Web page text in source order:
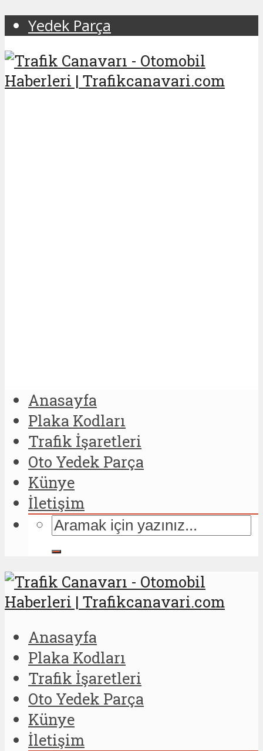
Yedek Parça
Anasayfa
Plaka Kodları
Trafik İşaretleri
Oto Yedek Parça
Künye
İletişim
Anasayfa
Plaka Kodları
Trafik İşaretleri
Oto Yedek Parça
Künye
İletişim